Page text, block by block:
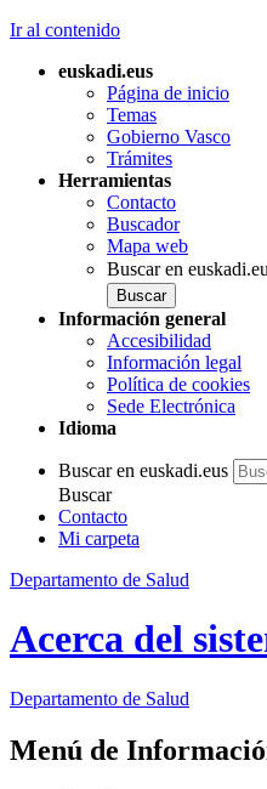
Ir al contenido
euskadi.eus
Página de inicio
Temas
Gobierno Vasco
Trámites
Herramientas
Contacto
Buscador
Mapa web
Buscar en
Información general
Accesibilidad
Información legal
Política de cookies
Sede Electrónica
Idioma
Buscar en euskadi.eus
Buscar
Contacto
Mi carpeta
Departamento de Salud
Acerca del
Departamento de Salud
Menú de